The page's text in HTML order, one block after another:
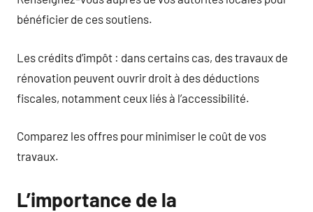
bénéficier de ces soutiens.
Les crédits d’impôt : dans certains cas, des travaux de
rénovation peuvent ouvrir droit à des déductions
fiscales, notamment ceux liés à l’accessibilité.
Comparez les offres pour minimiser le coût de vos
travaux.
L’importance de la